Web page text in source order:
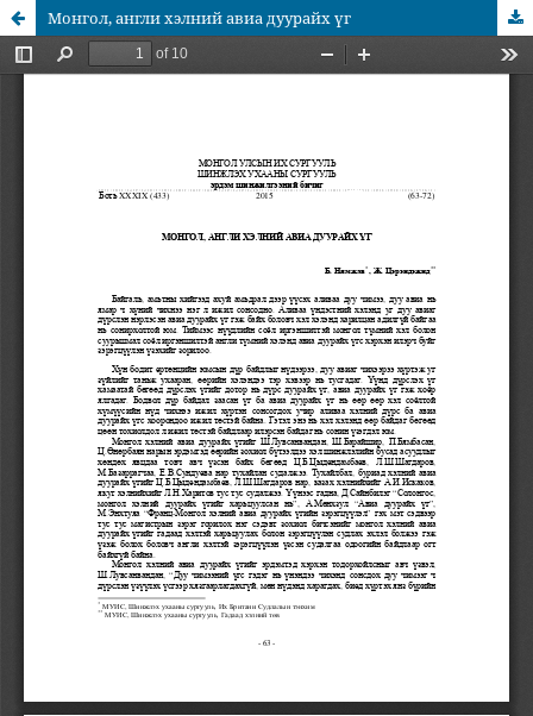
Монгол, англи хэлний авиа дуурайх үг